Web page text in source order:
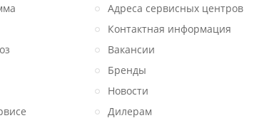
Адреса сервисных центров
Контактная информация
Вакансии
Бренды
Новости
Дилерам